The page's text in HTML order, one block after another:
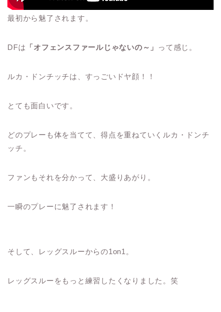
最初から魅了されます。
DFは 「オフェンスファールじゃないの～」 って感じ。
ルカ・ドンチッチは、すっごいドヤ顔！！
とても面白いです。
どのプレーも体を当てて、得点を重ねていくルカ・ドンチ
ッチ。
ファンもそれを分かって、大盛りあがり。
一瞬のプレーに魅了されます！
そして、レッグスルーからの1on1。
レッグスルーをもっと練習したくなりました。笑